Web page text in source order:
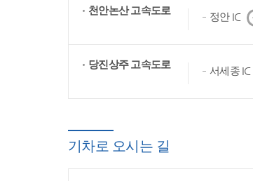
천안논산 고속도로
정안 IC
당진상주 고속도로
서세종 IC
기차로 오시는 길